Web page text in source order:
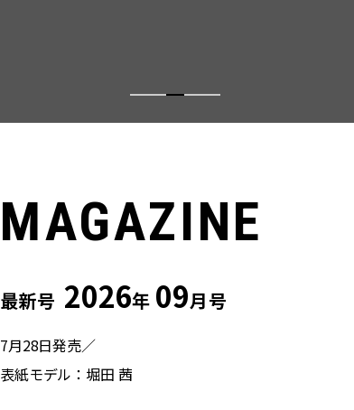
MAGAZINE
最新号 2026年 09月号
7月28日発売／
表紙モデル：堀田 茜